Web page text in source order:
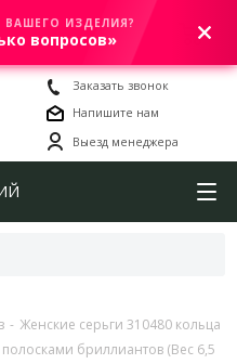
0
Заказать звонок
Напишите нам
Выезд менеджера
- Женские серьги 310480 кольца
бриллиантов (Вес 6,5
ИЗДЕЛИЯ?
вопросов»